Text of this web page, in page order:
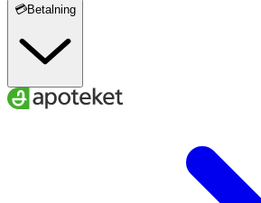
💳Betalning